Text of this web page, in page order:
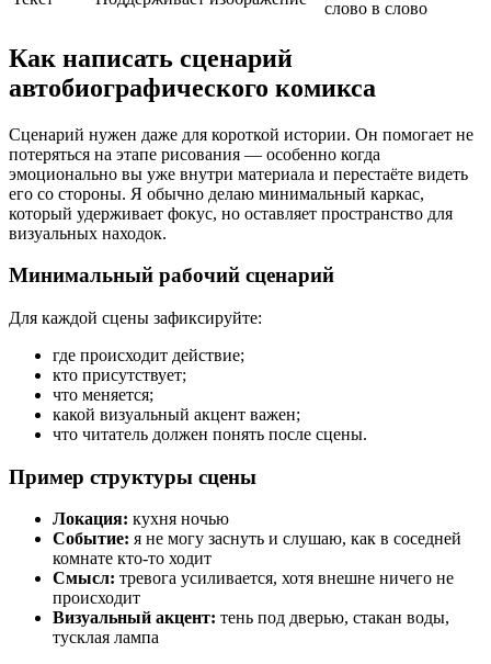
слово в слово
Как написать сценарий
автобиографического комикса
Сценарий нужен даже для короткой истории. Он помогает не
потеряться на этапе рисования — особенно когда
эмоционально вы уже внутри материала и перестаёте видеть
его со стороны. Я обычно делаю минимальный каркас,
который удерживает фокус, но оставляет пространство для
визуальных находок.
Минимальный рабочий сценарий
Для каждой сцены зафиксируйте:
где происходит действие;
кто присутствует;
что меняется;
какой визуальный акцент важен;
что читатель должен понять после сцены.
Пример структуры сцены
Локация: кухня ночью
Событие: я не могу заснуть и слушаю, как в соседней
комнате кто-то ходит
Смысл: тревога усиливается, хотя внешне ничего не
происходит
Визуальный акцент: тень под дверью, стакан воды,
тусклая лампа